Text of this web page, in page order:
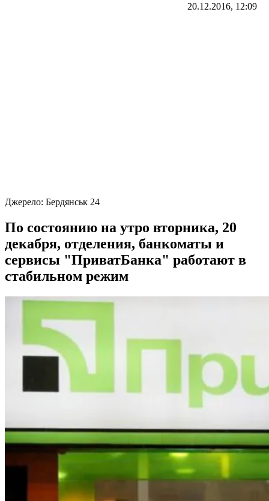
20.12.2016, 12:09
Джерело: Бердянськ 24
По состоянию на утро вторника, 20
декабря, отделения, банкоматы и
сервисы "ПриватБанка" работают в
стабильном режим